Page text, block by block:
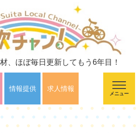
、ほぼ毎日更新してもう6年目！
情報提供 求人情報
メニュー